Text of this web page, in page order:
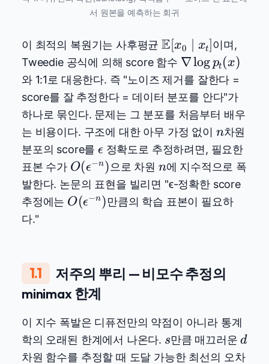
서 원본을 예측하는 회귀
이 최적의 복원기는 사후평균\mathbb{E}
[x_0 \mid
x_t]
E[x0 xt]이며,
Tweedie 공식에 의해 score 함수 \nabla
\log
p_t(x)
∇log pt (x)
와 1:1로 대응한다. 즉 "노이즈 제거를 잘한다 =
score를 잘 추정한다 = 데이터 분포를 안다"가
하나로 묶인다. 문제는 그 분포를 처음부터 배우
는 비용이다. 구조에 대한 아무 가정 없이 n
n차원
분포의 score를 \epsilon
ϵ정확도로 추정하려면, 필요한
표본 수가 O(\epsilon^{-
n})
O(ϵ−n)으로 차원 n
n에 지수적으로 폭
발한다. 논문의 표현을 빌리면 "ϵ-정확한 score
추정에는 O(\epsilon^{-
O(ϵ−n)만큼의 학습 표본이 필요하
다."
1.1
저주의 뿌리 — 비모수 추정의
minimax 한계
이 지수 폭발은 디퓨전만의 약점이 아니라 통계
학의 오래된 한계에서 나온다. s
s만큼 매끄러운d
d
차원 함수를 추정할 때 도달 가능한 최선의 오차